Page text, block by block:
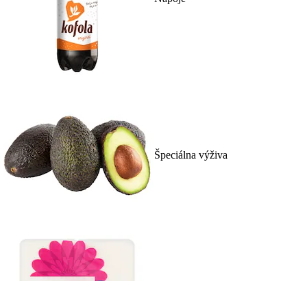
Špeciálna výživa